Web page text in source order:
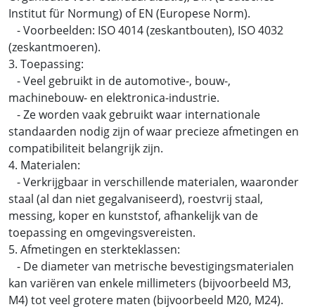
Institut für Normung) of EN (Europese Norm).
- Voorbeelden: ISO 4014 (zeskantbouten), ISO 4032
(zeskantmoeren).
3. Toepassing:
- Veel gebruikt in de automotive-, bouw-,
machinebouw- en elektronica-industrie.
- Ze worden vaak gebruikt waar internationale
standaarden nodig zijn of waar precieze afmetingen en
compatibiliteit belangrijk zijn.
4. Materialen:
- Verkrijgbaar in verschillende materialen, waaronder
staal (al dan niet gegalvaniseerd), roestvrij staal,
messing, koper en kunststof, afhankelijk van de
toepassing en omgevingsvereisten.
5. Afmetingen en sterkteklassen:
- De diameter van metrische bevestigingsmaterialen
kan variëren van enkele millimeters (bijvoorbeeld M3,
M4) tot veel grotere maten (bijvoorbeeld M20, M24).